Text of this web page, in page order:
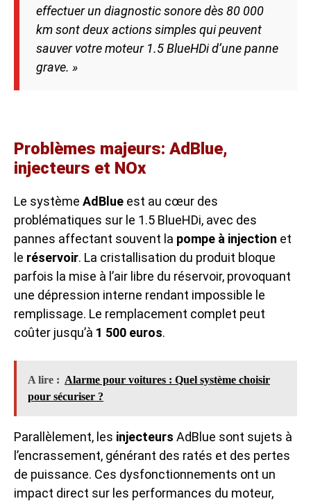
effectuer un diagnostic sonore dès 80 000
km sont deux actions simples qui peuvent
sauver votre moteur 1.5 BlueHDi d’une panne
grave. »
Problèmes majeurs: AdBlue,
injecteurs et NOx
Le système AdBlue est au cœur des
problématiques sur le 1.5 BlueHDi, avec des
pannes affectant souvent la pompe à injection et
le réservoir. La cristallisation du produit bloque
parfois la mise à l’air libre du réservoir, provoquant
une dépression interne rendant impossible le
remplissage. Le remplacement complet peut
coûter jusqu’à 1 500 euros.
A lire : Alarme pour voitures : Quel système choisir
pour sécuriser ?
Parallèlement, les injecteurs AdBlue sont sujets à
l’encrassement, générant des ratés et des pertes
de puissance. Ces dysfonctionnements ont un
impact direct sur les performances du moteur,